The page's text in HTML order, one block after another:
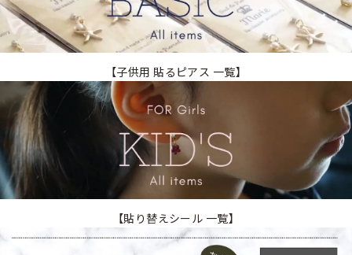
【子供用 貼るピアス 一覧】
【貼り替えシール 一覧】